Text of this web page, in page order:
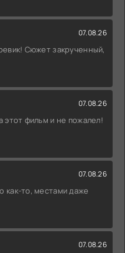
07.08.26
Сюжет закрученный,
07.08.26
этот фильм и не пожалел!
07.08.26
как-то, местами даже
07.08.26